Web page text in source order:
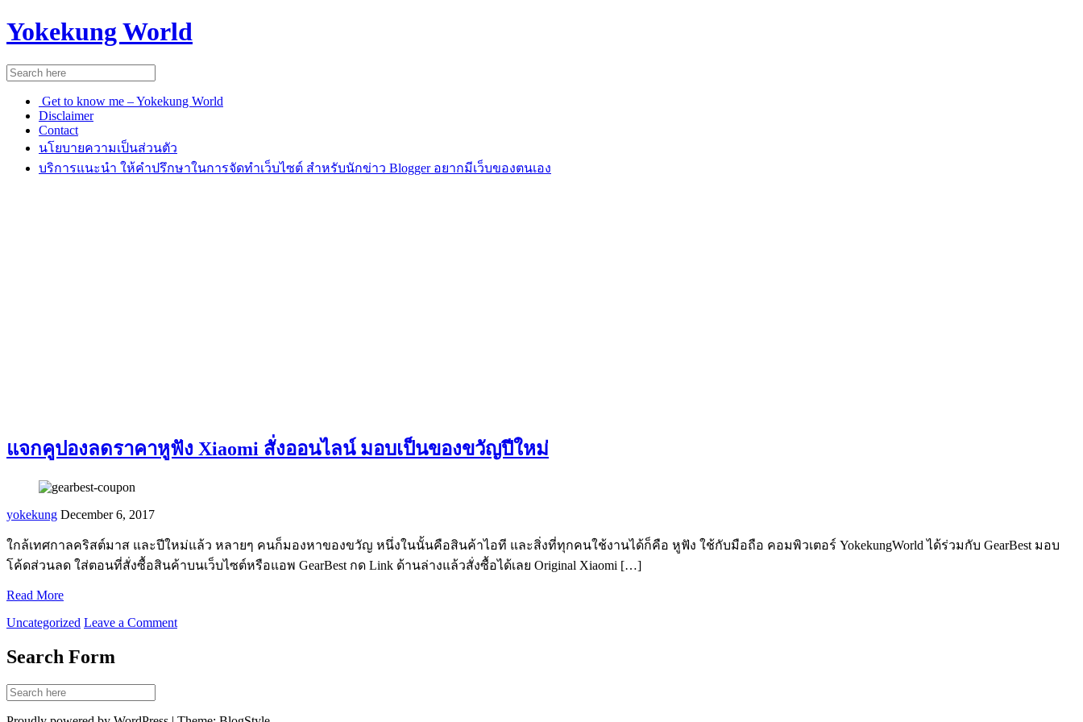
Yokekung World
Get to know me – Yokekung World
Disclaimer
Contact
นโยบายความเป็นส่วนตัว
บริการแนะนำ ให้คำปรึกษาในการจัดทำเว็บไซต์ สำหรับนักข่าว Blogger อยากมีเว็บของตนเอง
แจกคูปองลดราคาหูฟัง Xiaomi สั่งออนไลน์ มอบเป็นของขวัญปีใหม่
yokekung December 6, 2017
ใกล้เทศกาลคริสต์มาส และปีใหม่แล้ว หลายๆ คนก็มองหาของขวัญ หนึ่งในนั้นคือสินค้าไอที และสิ่งที่ทุกคนใช้งานได้ก็คือ หูฟัง ใช้กับมือถือ คอมพิวเตอร์ YokekungWorld ได้ร่วมกับ GearBest มอบ
โค้ดส่วนลด ใส่ตอนที่สั่งซื้อสินค้าบนเว็บไซต์หรือแอพ GearBest กด Link ด้านล่างแล้วสั่งซื้อได้เลย Original Xiaomi […]
Read More
Uncategorized Leave a Comment
Search Form